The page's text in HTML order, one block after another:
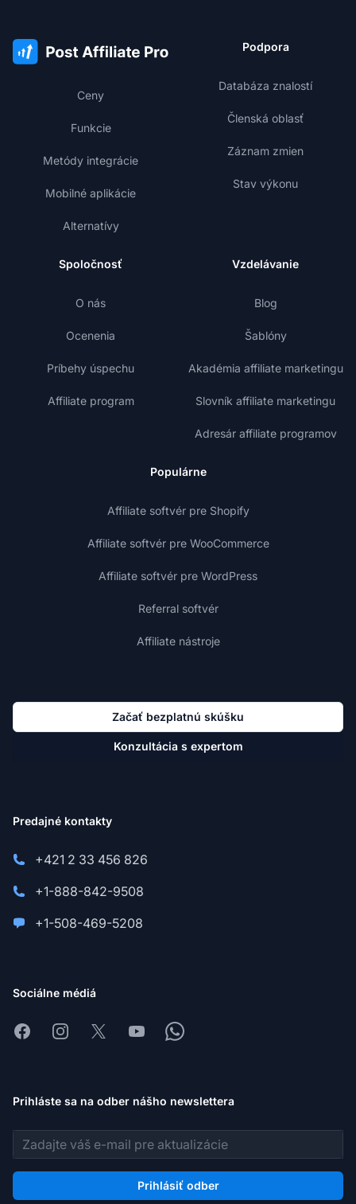
Ceny
Funkcie
Metódy integrácie
Mobilné aplikácie
Alternatívy
Podpora
Databáza znalostí
Členská oblasť
Záznam zmien
Stav výkonu
Spoločnosť
O nás
Ocenenia
Príbehy úspechu
Affiliate program
Vzdelávanie
Blog
Šablóny
Akadémia affiliate marketingu
Slovník affiliate marketingu
Adresár affiliate programov
Populárne
Affiliate softvér pre Shopify
Affiliate softvér pre WooCommerce
Affiliate softvér pre WordPress
Referral softvér
Affiliate nástroje
Začať bezplatnú skúšku
Konzultácia s expertom
Predajné kontakty
+421 2 33 456 826
+1-888-842-9508
+1-508-469-5208
Sociálne médiá
FacebookInstagram
X YoutubeWhatsapp
Prihláste sa na odber nášho newslettera
E-mailová adresa
Prihlásiť odber